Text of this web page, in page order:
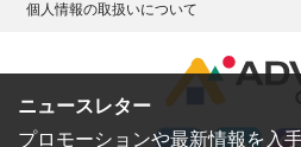
ニュースレター
プロモーションや最新情報を入
個人情報の取扱いについて